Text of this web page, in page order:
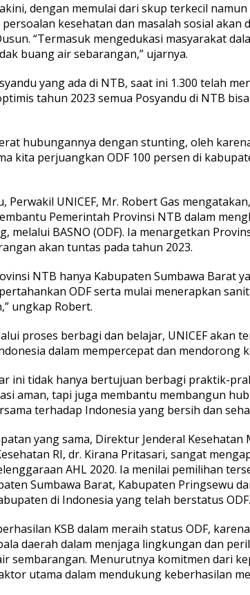
dengan memulai dari skup terkecil
kesehatan dan masalah sosial akan
“Termasuk mengedukasi masyarakat
buang air sebarangan,” ujarnya.
yang ada di NTB, saat ini 1.300 telah
tahun 2023 semua Posyandu di NTB
erat hubungannya dengan stunting, oleh
kita perjuangkan ODF 100 persen di
Perwakil UNICEF, Mr. Robert Gas
Pemerintah Provinsi NTB dalam
melalui BASNO (ODF). Ia menargetkan
akan tuntas pada tahun 2023.
NTB hanya Kabupaten Sumbawa Barat
ODF serta mulai menerapkan
ungkap Robert.
proses berbagi dan belajar, UNICEF akan
dalam mempercepat dan mendorong
ini tidak hanya bertujuan berbagi praktik-
aman, tapi juga membantu membangun
terhadap Indonesia yang bersih dan
yang sama, Direktur Jenderal Kesehatan
RI, dr. Kirana Pritasari, sangat
AHL 2020. Ia menilai pemilihan
Sumbawa Barat, Kabupaten Pringsewu
di Indonesia yang telah berstatus ODF.
KSB dalam meraih status ODF,
daerah dalam menjaga lingkungan dan
sembarangan. Menurutnya komitmen dari
utama dalam mendukung keberhasilan